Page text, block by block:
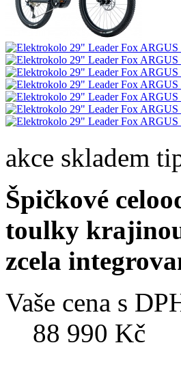
akce skladem
Špičkové
toulky
zcela
Vaše cena s
88 990 Kč